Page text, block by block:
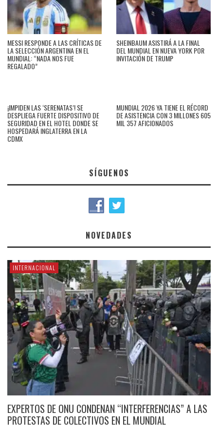
MESSI RESPONDE A LAS CRÍTICAS DE
LA SELECCIÓN ARGENTINA EN EL
MUNDIAL: “NADA NOS FUE
REGALADO”
SHEINBAUM ASISTIRÁ A LA FINAL
DEL MUNDIAL EN NUEVA YORK POR
INVITACIÓN DE TRUMP
¡IMPIDEN LAS ‘SERENATAS’! SE
DESPLIEGA FUERTE DISPOSITIVO DE
SEGURIDAD EN EL HOTEL DONDE SE
HOSPEDARÁ INGLATERRA EN LA
CDMX
MUNDIAL 2026 YA TIENE EL RÉCORD
DE ASISTENCIA CON 3 MILLONES 605
MIL 357 AFICIONADOS
SÍGUENOS
NOVEDADES
INTERNACIONAL
EXPERTOS DE ONU CONDENAN “INTERFERENCIAS” A LAS
PROTESTAS DE COLECTIVOS EN EL MUNDIAL